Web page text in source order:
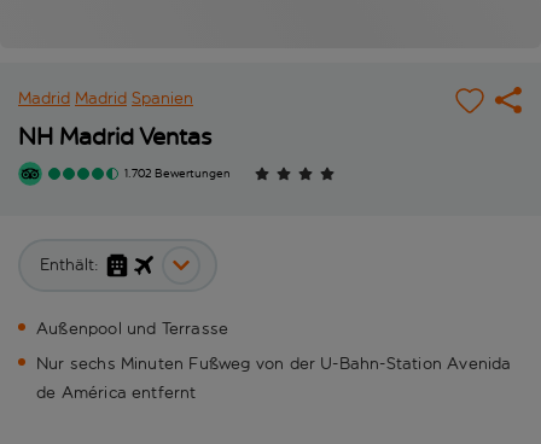
Madrid Madrid Spanien
NH Madrid Ventas
1.702 Bewertungen
Enthält:
Außenpool und Terrasse
Nur sechs Minuten Fußweg von der U-Bahn-Station Avenida
de América entfernt